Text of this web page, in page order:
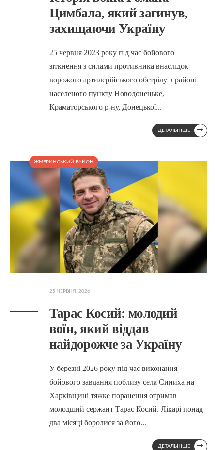
Цимбала, який загинув,
захищаючи Україну
25 червня 2023 року під час бойового
зіткнення з силами противника внаслідок
ворожого артилерійського обстрілу в районі
населеного пункту Новодонецьке,
Краматорського р-ну, Донецької...
ДЕТАЛЬНІШЕ →
ЖМЕРИНСЬКИЙ РАЙОН
25 ЧЕРВНЯ, 2026
Тарас Косий: молодий
воїн, який віддав
найдорожче за Україну
У березні 2026 року під час виконання
бойового завдання поблизу села Синиха на
Харківщині тяжке поранення отримав
молодший сержант Тарас Косий. Лікарі понад
два місяці боролися за його...
ДЕТАЛЬНІШЕ →